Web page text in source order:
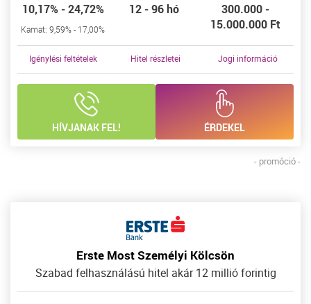
10,17% - 24,72%
Kamat: 9,59% - 17,00%
12 - 96 hó
300.000 -
15.000.000 Ft
Igénylési feltételek Hitel részletei Jogi információ
HÍVJANAK FEL! ÉRDEKEL
- promóció -
Erste Most Személyi Kölcsön
Szabad felhasználású hitel akár 12 millió forintig